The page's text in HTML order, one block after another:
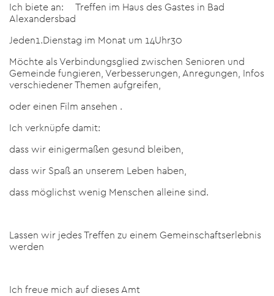
Ich biete an: Treffen im Haus des Gastes in Bad
Alexandersbad
Jeden1.Dienstag im Monat um 14Uhr30
Möchte als Verbindungsglied zwischen Senioren und
Gemeinde fungieren, Verbesserungen, Anregungen, Infos
verschiedener Themen aufgreifen,
oder einen Film ansehen .
Ich verknüpfe damit:
dass wir einigermaßen gesund bleiben,
dass wir Spaß an unserem Leben haben,
dass möglichst wenig Menschen alleine sind.
Lassen wir jedes Treffen zu einem Gemeinschaftserlebnis
werden
Ich freue mich auf dieses Amt